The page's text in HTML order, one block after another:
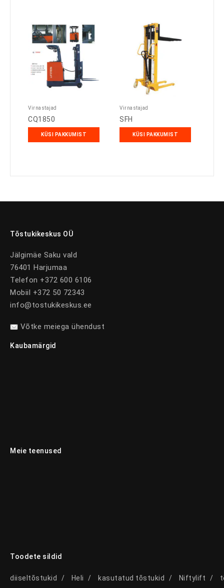
Virnastajad
CQ1850
KÜSI PAKKUMIST
Virnastajad
SFH
KÜSI PAKKUMIST
Tõstukikeskus OÜ
Jälgimäe Saku vald
76401 Harjumaa
Telefon +372 600 6106
Mobiil +372 50 72343
info@tostukikeskus.ee
Võtke meiega ühendust
Kaubamärgid
Meie teenused
Toodete sildid
diiseltõstukid Heli kasutatud tõstukid Niftylift